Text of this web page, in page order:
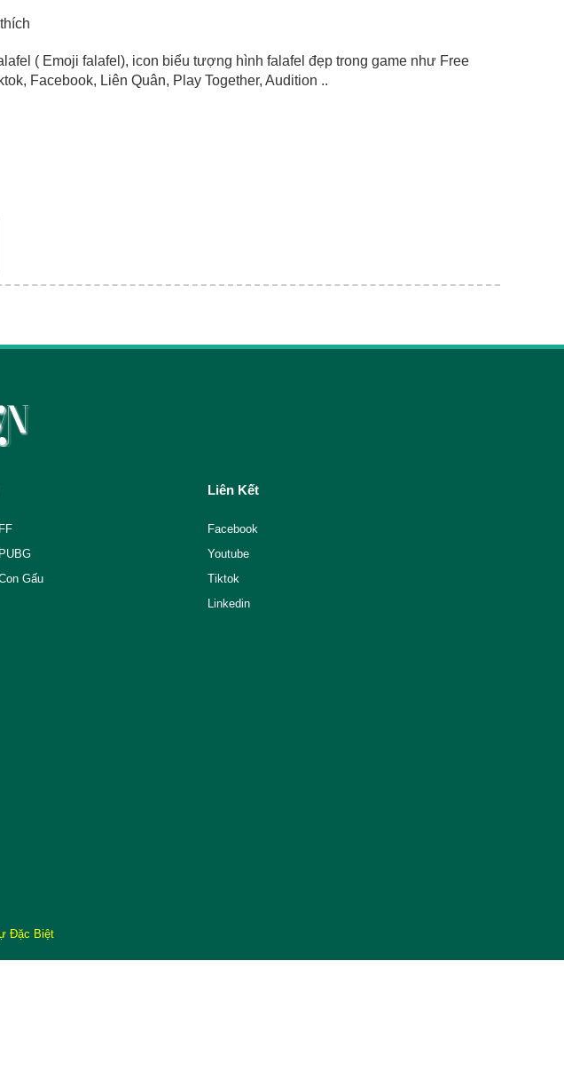
( Emoji falafel), icon biểu tượng hình falafel đẹp trong game như Free
Facebook, Liên Quân, Play Together, Audition ..
Gấu
Liên Kết
Facebook
Youtube
Tiktok
Linkedin
Đặc Biệt